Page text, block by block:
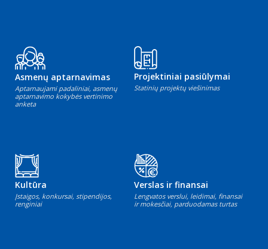
Asmenų aptarnavimas
Aptarnaujami padaliniai, asmenų
aptarnavimo kokybės vertinimo
anketa
Projektiniai pasiūlymai
Statinių projektų viešinimas
Kultūra
Įstaigos, konkursai, stipendijos,
renginiai
Verslas ir finansai
Lengvatos verslui, leidimai, finansai
ir mokesčiai, parduodamas turtas